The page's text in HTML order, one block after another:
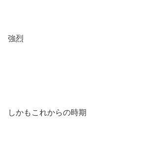
強烈
しかもこれからの時期